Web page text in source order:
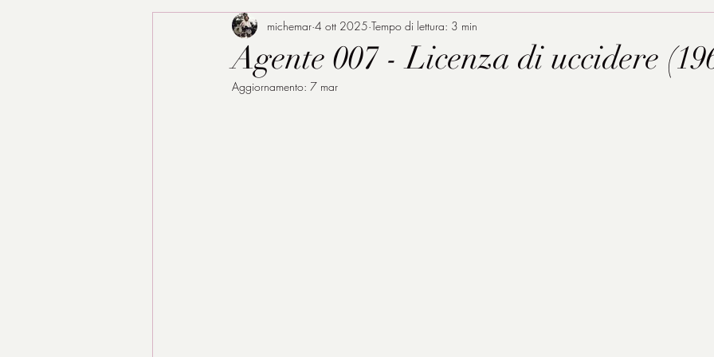
Agente 007 - Licenza di uccidere
michemar 4 ott 2025 Tempo di lettura: 3 min
Aggiornamento: 7 mar